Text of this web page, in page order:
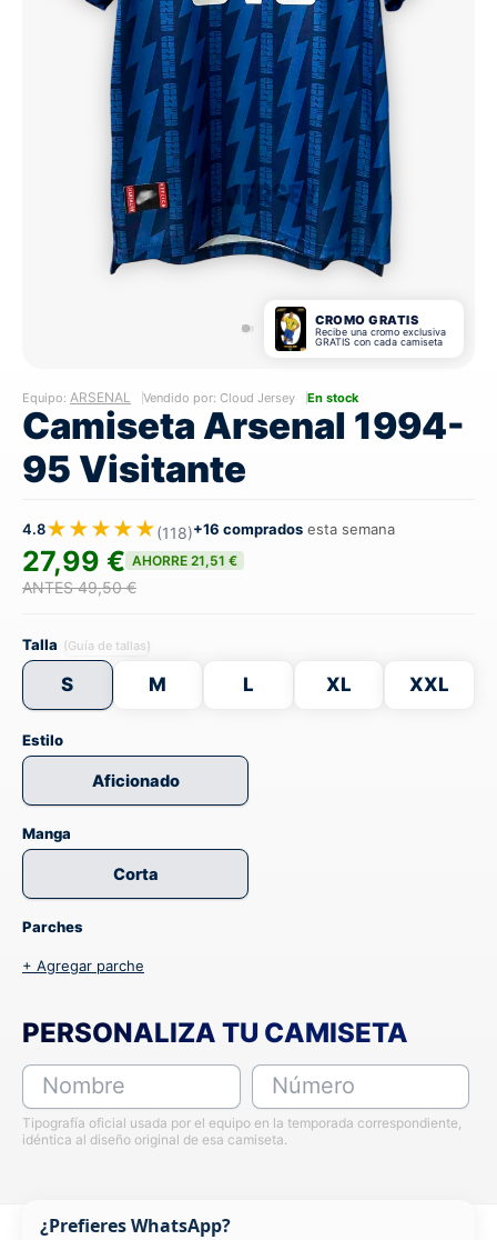
CROMO GRATIS
Recibe una cromo exclusiva
GRATIS con cada camiseta
Equipo: ARSENAL Vendido por: Cloud Jersey En stock
Camiseta Arsenal 1994-
95 Visitante
4.8★★★★★(118)+16 comprados esta semana
27,99 € AHORRE 21,51 €
ANTES 49,50 €
Talla (Guía de tallas)
S M L XL XXL
Estilo
Aficionado
Manga
Corta
Parches
+ Agregar parche
PERSONALIZA TU CAMISETA
Nombre Número
Tipografía oficial usada por el equipo en la temporada correspondiente,
idéntica al diseño original de esa camiseta.
¿Prefieres WhatsApp?